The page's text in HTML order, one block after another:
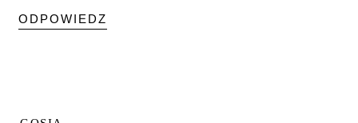
ODPOWIEDZ